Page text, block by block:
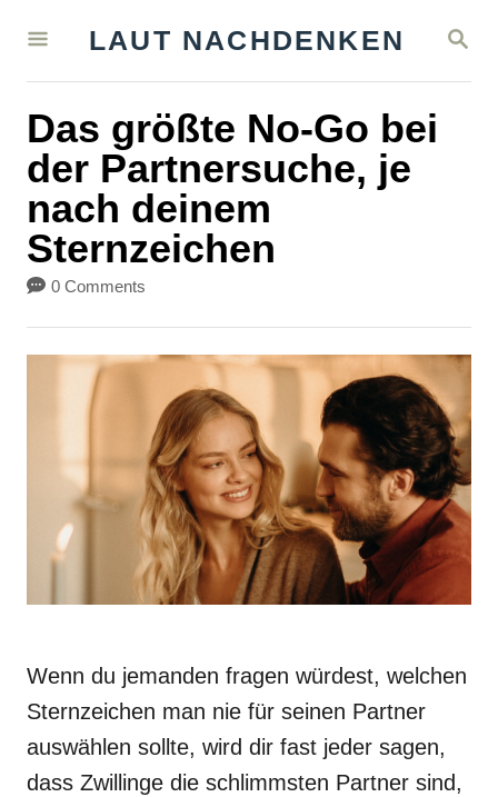
S
A
LAUT NACHDENKEN
Das größte No-Go bei
der Partnersuche, je
nach deinem
Sternzeichen
0 Comments
Wenn du jemanden fragen würdest, welchen
Sternzeichen man nie für seinen Partner
auswählen sollte, wird dir fast jeder sagen,
dass Zwillinge die schlimmsten Partner sind,